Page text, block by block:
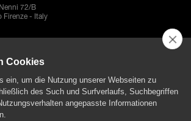
72/B
Firenze - Italy
02237280488 - REA: FI496272 - Share capital: €
Conditions
Cookies
ein, um die Nutzung unserer Webseiten zu
des Such und Surfverlaufs, Suchbegriffen
angepasste Informationen